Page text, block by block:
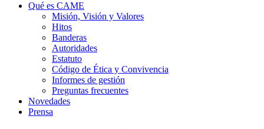
Qué es CAME
Misión, Visión y Valores
Hitos
Banderas
Autoridades
Estatuto
Código de Ética y Convivencia
Informes de gestión
Preguntas frecuentes
Novedades
Prensa